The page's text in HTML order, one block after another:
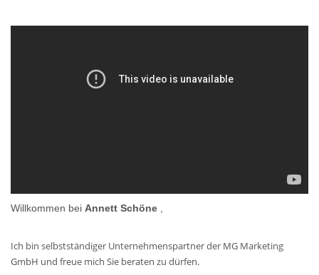
Willkommen bei Annett Schöne
Ich bin selbstständiger Unternehmenspartner der MG Marketing
GmbH und freue mich Sie beraten zu dürfen.